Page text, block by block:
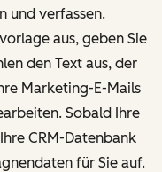
und verfassen.
aus, geben Sie
den Text aus, der
Marketing-E-Mails
Sobald Ihre
CRM-Datenbank
für Sie auf.